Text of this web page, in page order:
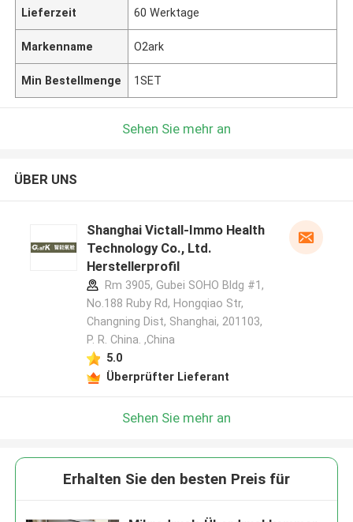
Lieferzeit 60 Werktage
Markenname O2ark
Min Bestellmenge 1SET
Sehen Sie mehr an
ÜBER UNS
Shanghai Victall-Immo Health
Technology Co., Ltd.
Herstellerprofil
Rm 3905, Gubei SOHO Bldg #1,
No.188 Ruby Rd, Hongqiao Str,
Changning Dist, Shanghai, 201103,
P. R. China. ,China
5.0
Überprüfter Lieferant
Sehen Sie mehr an
Erhalten Sie den besten Preis für